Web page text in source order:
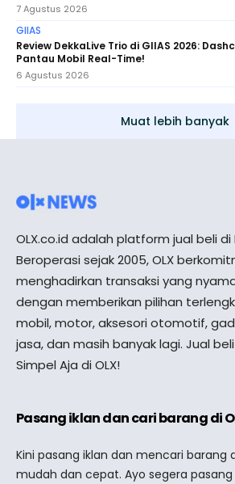
7 Agustus 2026
GIIAS
Review DekkaLive Trio di GIIAS 2026:
Pantau Mobil Real-Time!
6 Agustus 2026
Muat lebih banyak
OLX.co.id adalah platform jual beli di
Beroperasi sejak 2005, OLX
menghadirkan transaksi yang
dengan memberikan pilihan
mobil, motor, aksesori otomotif,
jasa, dan masih banyak lagi. Jual
Simpel Aja di OLX!
Pasang iklan dan cari barang di
Kini pasang iklan dan mencari barang
mudah dan cepat. Ayo segera